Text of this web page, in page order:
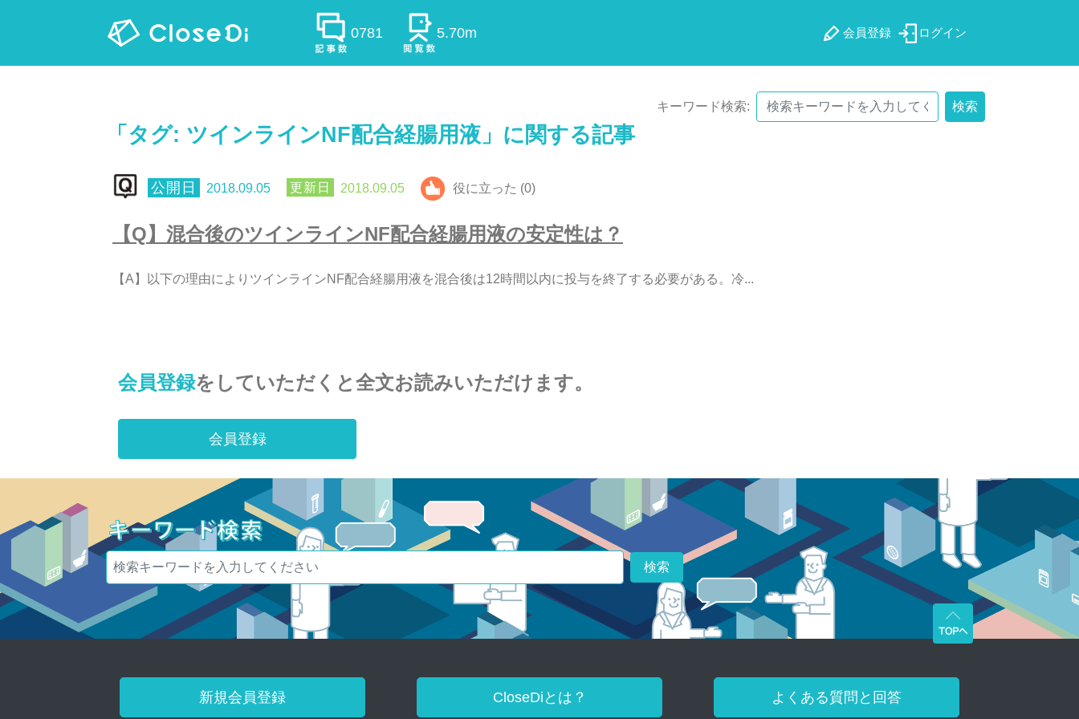
0781 5.70m 会員登録 ログイン
キーワード検索: 検索
「タグ: ツインラインNF配合経腸用液 」に関する記事
2018.09.05 2018.09.05 役に立った (0)
【Q】 混合後のツイ ンライ ンNF配合経腸用液の安定性は ？
【A 】 以下の理由に よ り ツイ ンライ ンN F配合経腸用液を混合後は12時間 以内に投与を終了する必要がある 。 冷...
会員登録をしていただくと全文お読みいただけます。
会員登録
検索
新規会員登録 CloseDiとは？ よくある質問と回答